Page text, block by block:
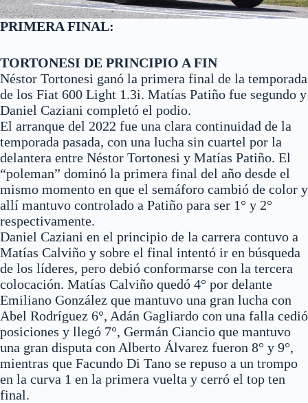
PRIMERA FINAL:
TORTONESI DE PRINCIPIO A FIN
Néstor Tortonesi ganó la primera final de la temporada
de los Fiat 600 Light 1.3i. Matías Patiño fue segundo y
Daniel Caziani completó el podio.
El arranque del 2022 fue una clara continuidad de la
temporada pasada, con una lucha sin cuartel por la
delantera entre Néstor Tortonesi y Matías Patiño. El
“poleman” dominó la primera final del año desde el
mismo momento en que el semáforo cambió de color y
allí mantuvo controlado a Patiño para ser 1° y 2°
respectivamente.
Daniel Caziani en el principio de la carrera contuvo a
Matías Calviño y sobre el final intentó ir en búsqueda
de los líderes, pero debió conformarse con la tercera
colocación. Matías Calviño quedó 4° por delante
Emiliano González que mantuvo una gran lucha con
Abel Rodríguez 6°, Adán Gagliardo con una falla cedió
posiciones y llegó 7°, Germán Ciancio que mantuvo
una gran disputa con Alberto Álvarez fueron 8° y 9°,
mientras que Facundo Di Tano se repuso a un trompo
en la curva 1 en la primera vuelta y cerró el top ten
final.